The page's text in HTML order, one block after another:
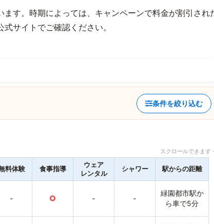
す。時期によっては、キャンペーンで料金が割引され
サイトでご確認ください。
条件を絞り込む
スクロールできま
料体験 食事指導
ウェア
レンタル
シャワー 駅からの距離
- ○ - -
緑園都市駅か
ら車で5分